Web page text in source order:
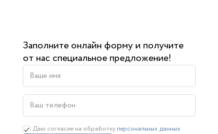
Заполните онлайн форму и получите
от нас специальное предложение!
Даю согласие на обработку персональных данных